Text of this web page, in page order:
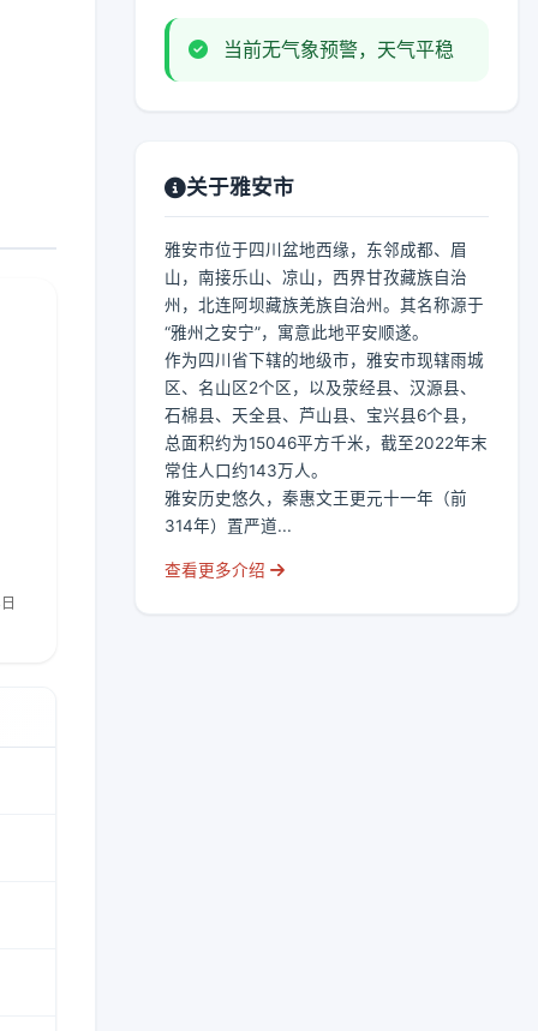
当前无气象预警，天气平稳
关于雅安市
雅安市位于四川盆地西缘，东邻成都、眉
山，南接乐山、凉山，西界甘孜藏族自治
州，北连阿坝藏族羌族自治州。其名称源于
“雅州之安宁”，寓意此地平安顺遂。
作为四川省下辖的地级市，雅安市现辖雨城
区、名山区2个区，以及荥经县、汉源县、
石棉县、天全县、芦山县、宝兴县6个县，
总面积约为15046平方千米，截至2022年末
常住人口约143万人。
雅安历史悠久，秦惠文王更元十一年（前
314年）置严道...
查看更多介绍